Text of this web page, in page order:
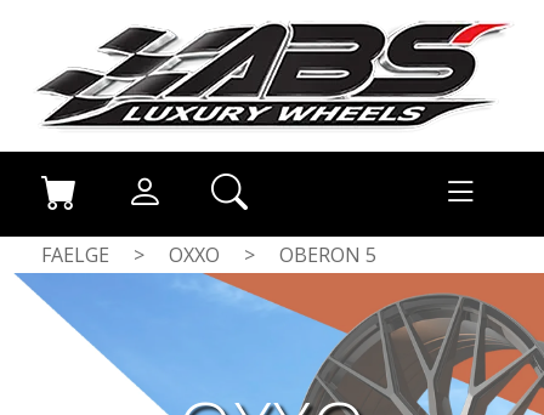
FAELGE > OXXO > OBERON 5